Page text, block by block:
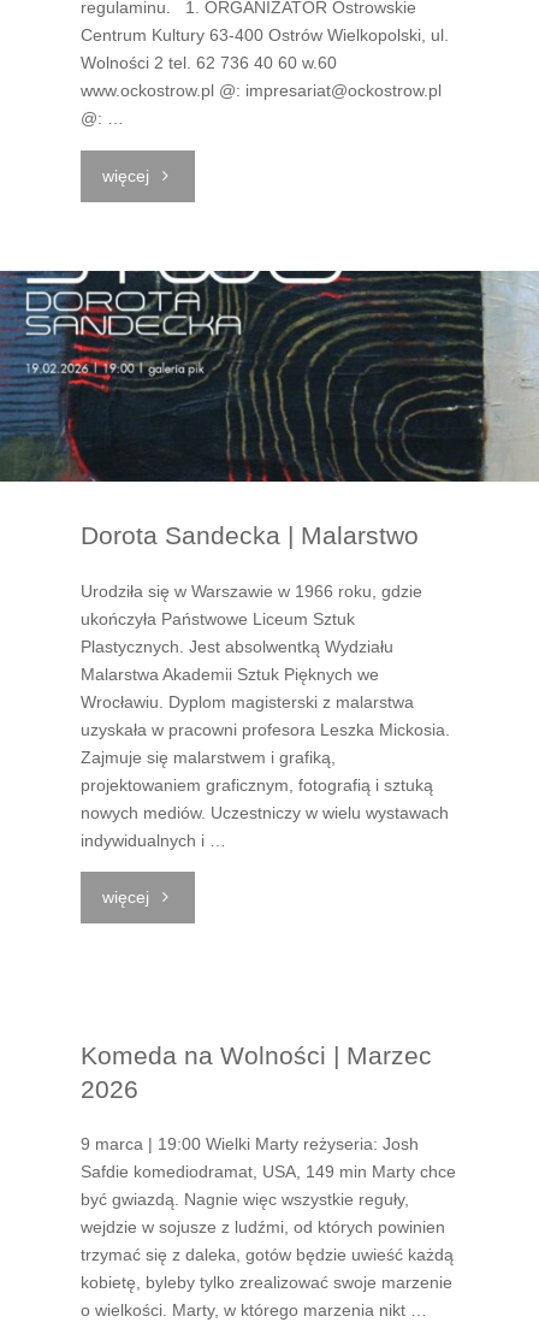
regulaminu. 1. ORGANIZATOR Ostrowskie
Centrum Kultury 63-400 Ostrów Wielkopolski, ul.
Wolności 2 tel. 62 736 40 60 w.60
www.ockostrow.pl @: impresariat@ockostrow.pl
@: …
więcej"38.
Wszyscy
Śpiewamy
na
Dorota Sandecka | Malarstwo
Urodziła się w Warszawie w 1966 roku, gdzie
ukończyła Państwowe Liceum Sztuk
Plastycznych. Jest absolwentką Wydziału
Malarstwa Akademii Sztuk Pięknych we
Wrocławiu. Dyplom magisterski z malarstwa
uzyskała w pracowni profesora Leszka Mickosia.
Zajmuje się malarstwem i grafiką,
projektowaniem graficznym, fotografią i sztuką
nowych mediów. Uczestniczy w wielu wystawach
indywidualnych i …
więcej"Dorota
Malarstwo"
Komeda na Wolności | Marzec
2026
9 marca | 19:00 Wielki Marty reżyseria: Josh
Safdie komediodramat, USA, 149 min Marty chce
być gwiazdą. Nagnie więc wszystkie reguły,
wejdzie w sojusze z ludźmi, od których powinien
trzymać się z daleka, gotów będzie uwieść każdą
kobietę, byleby tylko zrealizować swoje marzenie
o wielkości. Marty, w którego marzenia nikt …